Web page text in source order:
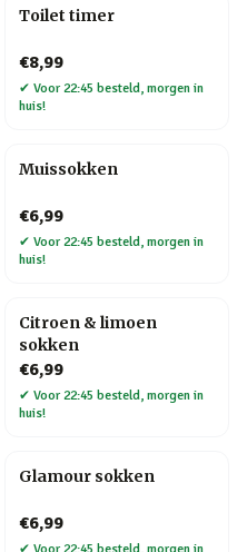
Toilet timer
€8,99
✔ Voor 22:45 besteld, morgen in
huis!
Muissokken
€6,99
✔ Voor 22:45 besteld, morgen in
huis!
Citroen & limoen
sokken
€6,99
✔ Voor 22:45 besteld, morgen in
huis!
Glamour sokken
€6,99